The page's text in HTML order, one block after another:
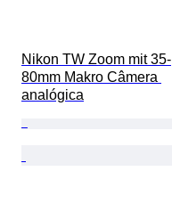
Nikon TW Zoom mit 35-
80mm Makro Câmera
analógica